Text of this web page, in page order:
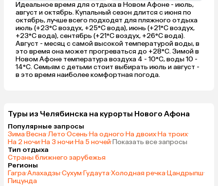
Идеальное время для отдыха в Новом Афоне - июль,
август и октябрь. Купальный сезон длится с июня по
октябрь, лучше всего подходят для пляжного отдыха
июль (+23°C воздух, +25°C вода), июнь (+21°C воздух,
+23°C вода), сентябрь (+21°C воздух, +26°C вода).
Август - месяц с самой высокой температурой воды, в
это время она может прогреваться до +28°C. Зимой в
Новом Афоне температура воздуха 4 - 10°C, воды 10 -
14°C. Семьям с детьми стоит выбирать июль и август -
в это время наиболее комфортная погода.
Туры из Челябинска на курорты Нового Афона
Популярные запросы
Зима·Весна·Лето·Осень·На одного·На двоих·На троих·
На 2 ночи·На 3 ночи·На 5 ночей·Показать все запросы
Тип отдыха
Страны ближнего зарубежья
Регионы
Гагра·Алахадзы·Сухум·Гудаута·Холодная речка·Цандрыпш·
Пицунда